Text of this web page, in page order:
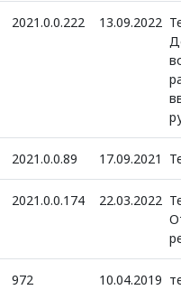
2021.0.0.222 13.09.2022
2021.0.0.89 17.09.2021
2021.0.0.174 22.03.2022
972 10.04.2019